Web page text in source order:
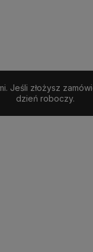
Jeśli złożysz
dzień roboczy.